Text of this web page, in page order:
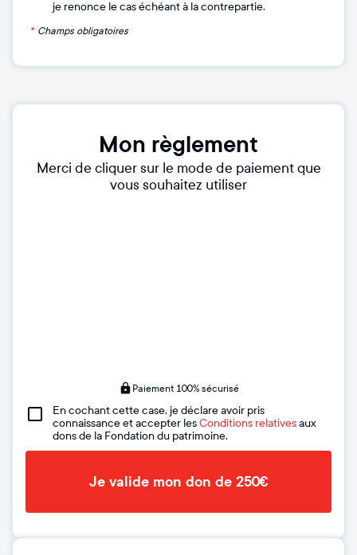
je renonce le cas échéant à la contrepartie.
* Champs obligatoires
Mon règlement
Merci de cliquer sur le mode de paiement que
vous souhaitez utiliser
Paiement 100% sécurisé
En cochant cette case, je déclare avoir pris
connaissance et accepter lesConditions relativesaux
dons de la Fondation du patrimoine.
Je valide mon don de 250€